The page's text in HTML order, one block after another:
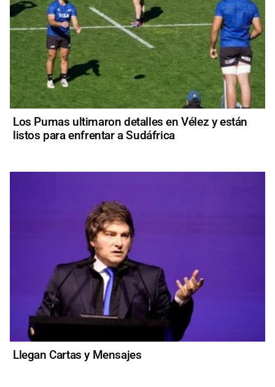
Los Pumas ultimaron detalles en Vélez y están
listos para enfrentar a Sudáfrica
Llegan Cartas y Mensajes